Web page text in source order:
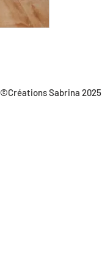
©Créations Sabrina 2025